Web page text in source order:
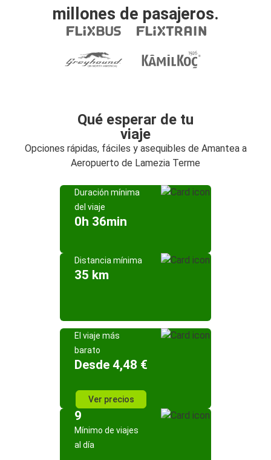
millones de pasajeros.
Qué esperar de tu
viaje
Opciones rápidas, fáciles y asequibles de Amantea a
Aeropuerto de Lamezia Terme
Duración mínima
del viaje
0h 36min
Distancia mínima
35 km
El viaje más
barato
Desde 4,48 €
Ver precios
9
Mínimo de viajes
al día